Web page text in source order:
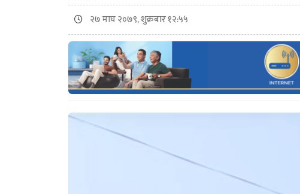
२७ माघ २०७९, शुक्रबार १२:५५